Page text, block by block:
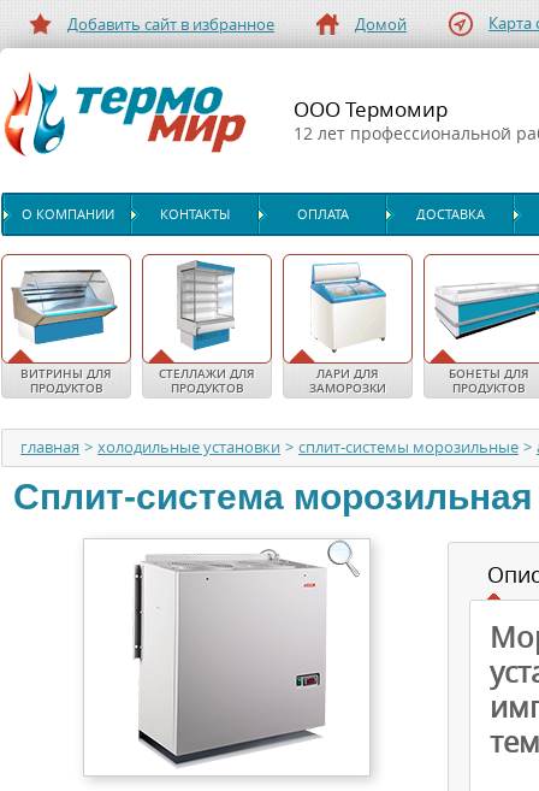
Добавить сайт в избранное Домой Карта
ООО Термомир
12 лет профессиональной
О КОМПАНИИ КОНТАКТЫ ОПЛАТА ДОСТАВКА
ВИТРИНЫ ДЛЯ
ПРОДУКТОВ
СТЕЛЛАЖИ ДЛЯ
ПРОДУКТОВ
ЛАРИ ДЛЯ
ЗАМОРОЗКИ
БОНЕТЫ ДЛЯ
ПРОДУКТОВ
главная > холодильные установки > сплит-системы морозильные >
Сплит-система морозильная